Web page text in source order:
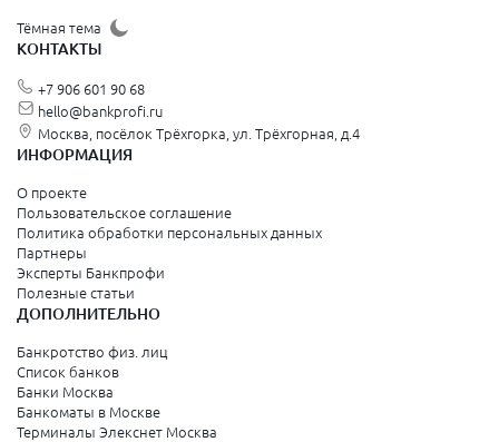
Щёлково
Видное
Зеленоград
Санкт-Петербург и Ленинградская область
Колпино
Санкт-Петербург
Краснодарский край
Армавир
Тёмная тема
КОНТАКТЫ
+7 906 601 90 68
hello@bankprofi.ru
Москва, посёлок Трёхгорка, ул. Трёхгорная, д.4
ИНФОРМАЦИЯ
О проекте
Пользовательское соглашение
Политика обработки персональных данных
Партнеры
Эксперты Банкпрофи
Полезные статьи
ДОПОЛНИТЕЛЬНО
Банкротство физ. лиц
Список банков
Банки Москва
Банкоматы в Москве
Терминалы Элекснет Москва